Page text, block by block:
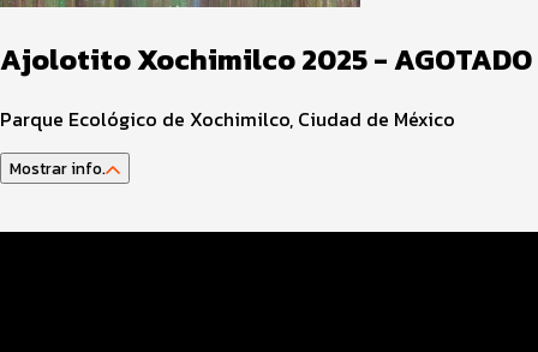
Ajolotito Xochimilco 2025 - AGOTADO
Parque Ecológico de Xochimilco, Ciudad de México
Mostrar info.